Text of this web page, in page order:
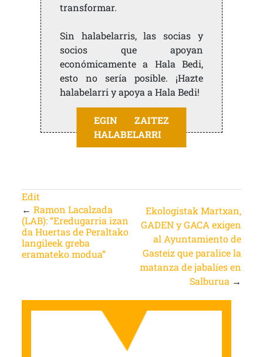
transformar.
Sin halabelarris, las socias y
socios que apoyan
económicamente a Hala Bedi,
esto no sería posible. ¡Hazte
halabelarri y apoya a Hala Bedi!
EGIN ZAITEZ
HALABELARRI
Edit
← Ramon Lacalzada
(LAB): “Eredugarria izan
da Huertas de Peraltako
langileek greba
eramateko modua”
Ekologistak Martxan,
GADEN y GACA exigen
al Ayuntamiento de
Gasteiz que paralice la
matanza de jabalíes en
Salburua →